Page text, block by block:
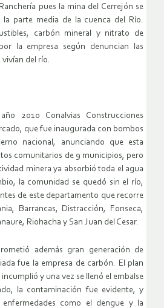
pues la mina del Cerrejón se
la parte media de la cuenca del Río.
carbón mineral y nitrato de
la empresa según denuncian las
del río.
2010 Conalvias Construcciones
que fue inaugurada con bombos
nacional, anunciando que esta
comunitarios de 9 municipios, pero
minera ya absorbió toda el agua
la comunidad se quedó sin el río,
de este departamento que recorre
Barrancas, Distracción, Fonseca,
Riohacha y San Juan del Cesar.
además gran generación de
fue la empresa de carbón. El plan
y una vez se llenó el embalse
la contaminación fue evidente, y
como el dengue y la